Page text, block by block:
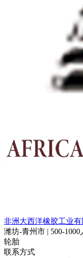
非洲大西洋橡胶工业有
潍坊-青州市 | 500-1000
轮胎
联系方式